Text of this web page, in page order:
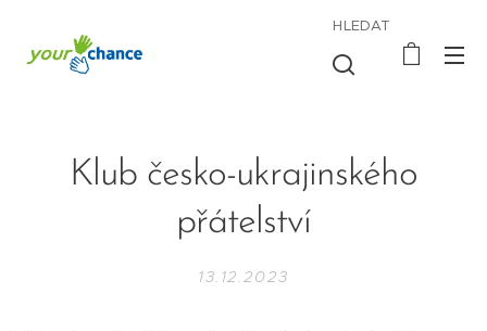
HLEDAT
Klub česko-ukrajinského
přátelství
13.12.2023